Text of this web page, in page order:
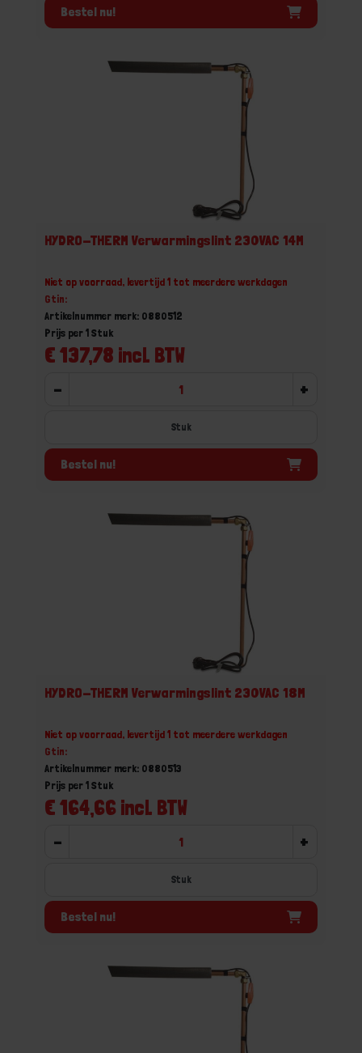
Bestel nu!
HYDRO-THERM Verwarmingslint 230VAC 14M
Niet op voorraad, levertijd 1 tot meerdere werkdagen
Gtin:
Artikelnummer merk: 0880512
€ 137,78 incl. BTW
Prijs per 1 Stuk
- +
Stuk
Bestel nu!
HYDRO-THERM Verwarmingslint 230VAC 18M
Niet op voorraad, levertijd 1 tot meerdere werkdagen
Gtin:
Artikelnummer merk: 0880513
€ 164,66 incl. BTW
Prijs per 1 Stuk
- +
Stuk
Bestel nu!